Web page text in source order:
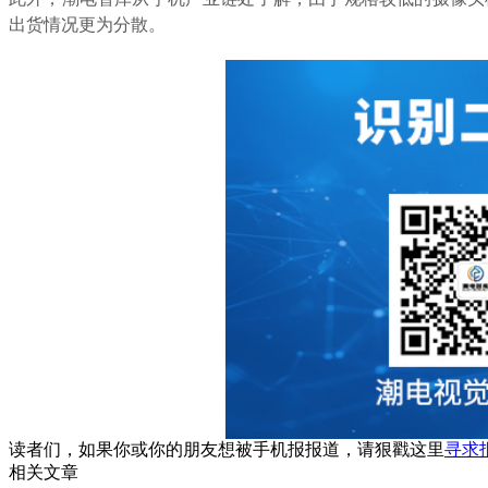
出货情况更为分散。
读者们，如果你或你的朋友想被手机报报道，请狠戳这里寻求
相关文章